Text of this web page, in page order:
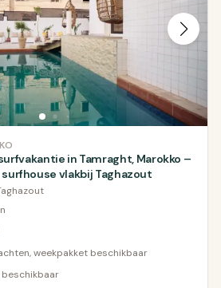
in Tamraght, Marokko –
vlakbij Taghazout
weekpakket beschikbaar